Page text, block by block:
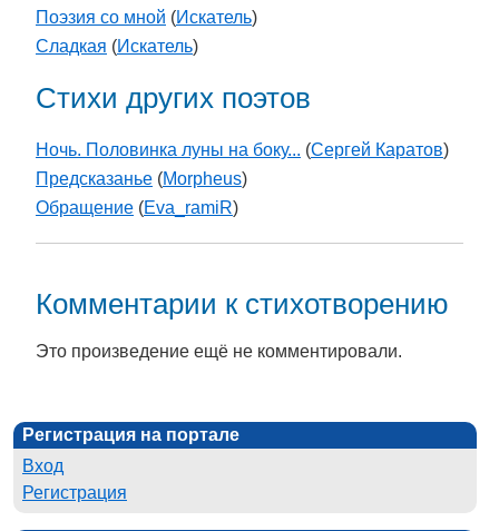
Поэзия со мной (Искатель)
Сладкая (Искатель)
Стихи других поэтов
Ночь. Половинка луны на боку... (Сергей Каратов)
Предсказанье (Morpheus)
Обращение (Eva_ramiR)
Комментарии к стихотворению
Это произведение ещё не комментировали.
Регистрация на портале
Вход
Регистрация